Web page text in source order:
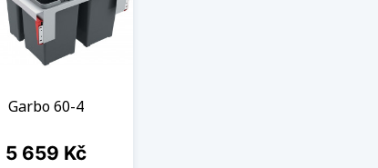
Garbo 60-4
Cena
5 659 Kč